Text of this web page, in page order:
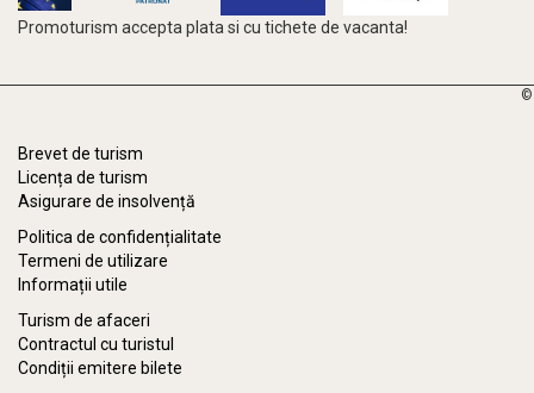
Promoturism accepta plata si cu tichete de vacanta!
©
Brevet de turism
Licența de turism
Asigurare de insolvență
Politica de confidențialitate
Termeni de utilizare
Informații utile
Turism de afaceri
Contractul cu turistul
Condiții emitere bilete